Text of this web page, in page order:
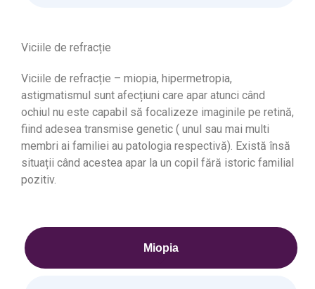
Viciile de refracție
Viciile de refracție – miopia, hipermetropia,
astigmatismul sunt afecțiuni care apar atunci când
ochiul nu este capabil să focalizeze imaginile pe retină,
fiind adesea transmise genetic ( unul sau mai multi
membri ai familiei au patologia respectivă). Există însă
situații când acestea apar la un copil fără istoric familial
pozitiv.
Miopia